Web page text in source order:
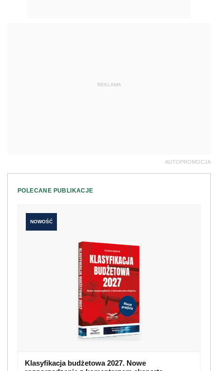
REKLAMA
AUTOPROMOCJA
POLECANE PUBLIKACJE
NOWOŚĆ
Klasyfikacja budżetowa 2027. Nowe